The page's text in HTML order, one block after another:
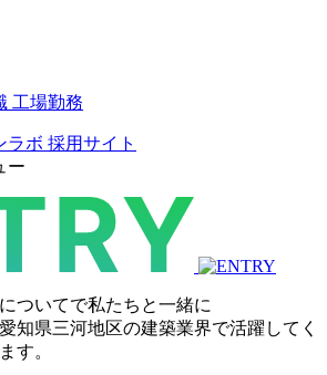
工場勤務
ラボ 採用サイト
ー
ついてで私たちと一緒に
知県三河地区の建築業界で活躍してく
す。